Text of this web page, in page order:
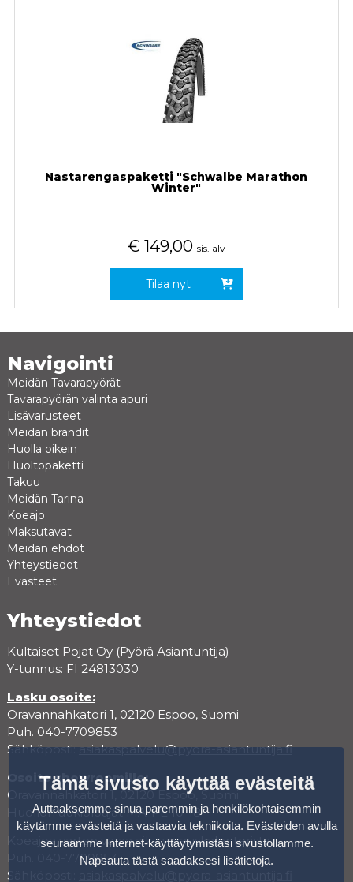
Nastarengaspaketti "Schwalbe Marathon
Winter"
€ 149,00 sis. alv
Tilaa nyt
Navigointi
Meidän Tavarapyörät
Tavarapyörän valinta apuri
Lisävarusteet
Meidän brandit
Huolla oikein
Huoltopaketti
Takuu
Meidän Tarina
Koeajo
Maksutavat
Meidän ehdot
Yhteystiedot
Evästeet
Yhteystiedot
Kultaiset Pojat Oy (Pyörä Asiantuntija)
Y-tunnus: FI 24813030
Lasku osoite:
Oravannahkatori 1, 02120 Espoo, Suomi
Puh. 040-7709853
Sähköposti:asiakaspalvelu@pyora-asiantuntija.fi
Osoite showroomille:
Oravannahkatori 1, 02120 Espoo, Suomi
Huollon aukioloajat MA-PE 10-18
Koeajoa varten varaa aika varauskalenterista.
Puh. 040-7709853
Sähköposti:
Tämä sivusto käyttää evästeitä
Auttaaksemme sinua paremmin ja henkilökohtaisemmin
käytämme evästeitä ja vastaavia tekniikoita. Evästeiden avulla
seuraamme Internet-käyttäytymistäsi sivustollamme.
Napsauta tästä saadaksesi lisätietoja.